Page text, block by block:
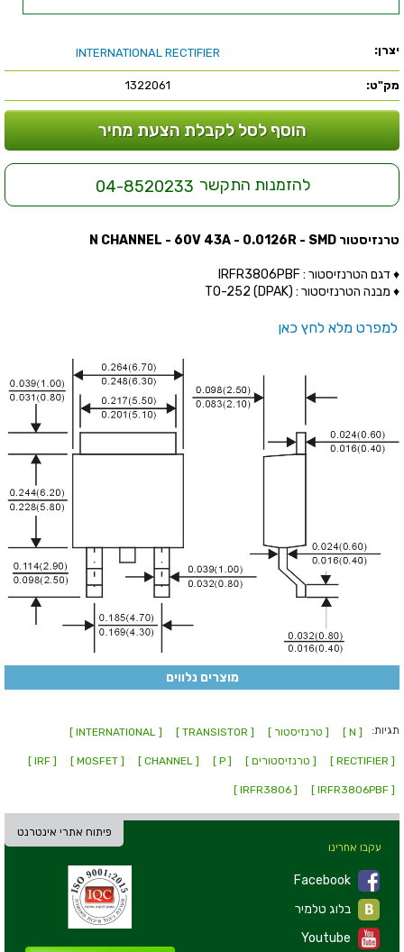
יצרן: INTERNATIONAL RECTIFIER
מק"ט: 1322061
הוסף לסל לקבלת הצעת מחיר
להזמנות התקשר 04-8520233
טרנזיסטור N CHANNEL - 60V 43A - 0.0126R - SMD
♦ דגם הטרנזיסטור : IRFR3806PBF
♦ מבנה הטרנזיסטור : (TO-252 (DPAK
למפרט מלא לחץ כאן
מוצרים נלווים
תגיות: [ N ] [ טרנזיסטור ] [ TRANSISTOR ]
[ INTERNATIONAL ]
[ RECTIFIER ] [ טרנזיסטורים ] [ P ]
[ CHANNEL ]
[ MOSFET ]
[ IRF ]
[ IRFR3806PBF ]
[ IRFR3806 ]
פיתוח אתרי אינטרנט
עקבו אחרינו
Facebook
Youtube